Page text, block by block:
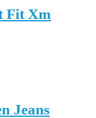
Fit Xm
Jeans